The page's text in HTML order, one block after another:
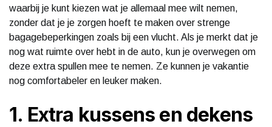
waarbij je kunt kiezen wat je allemaal mee wilt nemen,
zonder dat je je zorgen hoeft te maken over strenge
bagagebeperkingen zoals bij een vlucht. Als je merkt dat je
nog wat ruimte over hebt in de auto, kun je overwegen om
deze extra spullen mee te nemen. Ze kunnen je vakantie
nog comfortabeler en leuker maken.
1. Extra kussens en dekens